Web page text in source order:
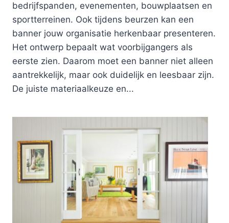
bedrijfspanden, evenementen, bouwplaatsen en
sportterreinen. Ook tijdens beurzen kan een
banner jouw organisatie herkenbaar presenteren.
Het ontwerp bepaalt wat voorbijgangers als
eerste zien. Daarom moet een banner niet alleen
aantrekkelijk, maar ook duidelijk en leesbaar zijn.
De juiste materiaalkeuze en...